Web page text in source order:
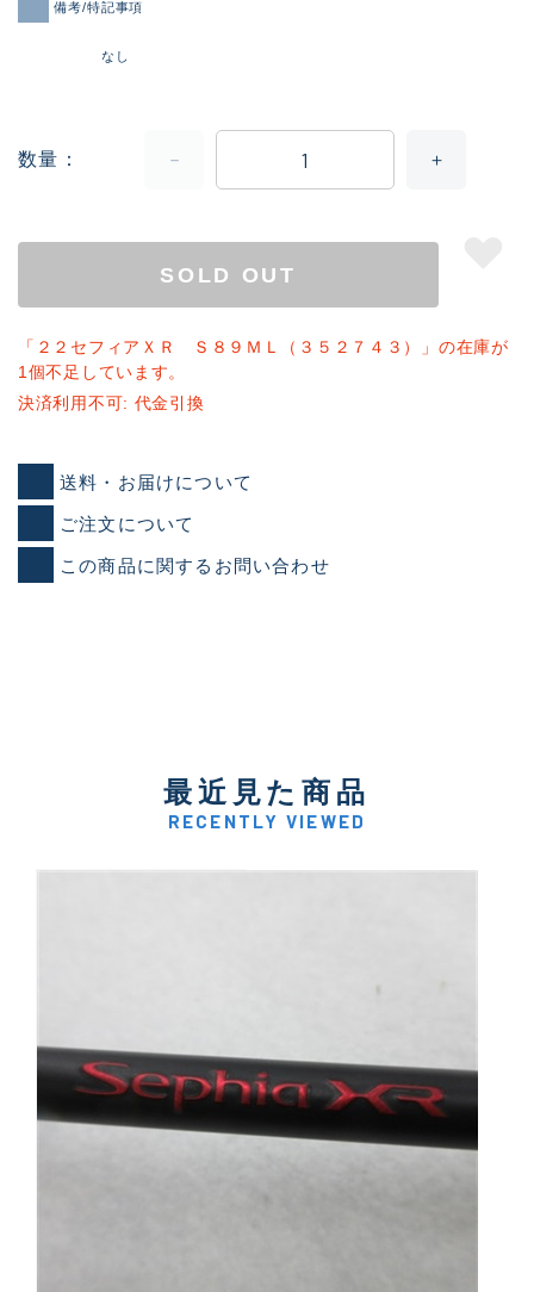
備考/特記事項
なし
数量
SOLD OUT
「２２セフィアＸＲ Ｓ８９ＭＬ（３５２７４３）」の在庫が
1個不足しています。
決済利用不可: 代金引換
送料・お届けについて
ご注文について
この商品に関するお問い合わせ
最近見た商品
RECENTLY VIEWED